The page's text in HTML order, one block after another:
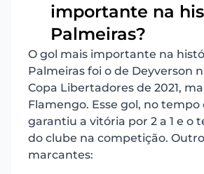
importante na
Palmeiras?
O gol mais importante na
Palmeiras foi o de Deyverson
Copa Libertadores de 2021,
Flamengo. Esse gol, no tempo
garantiu a vitória por 2 a 1 e o
do clube na competição.
marcantes: